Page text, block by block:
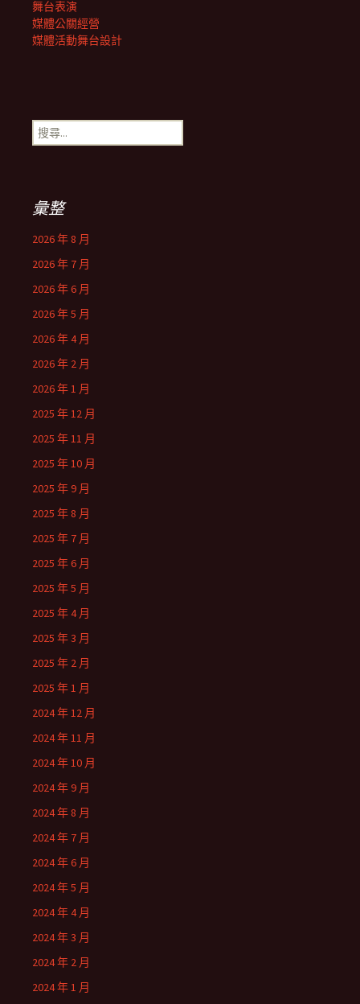
舞台表演
媒體公關經營
媒體活動舞台設計
搜
尋
彙整
2026 年 8 月
2026 年 7 月
2026 年 6 月
2026 年 5 月
2026 年 4 月
2026 年 2 月
2026 年 1 月
2025 年 12 月
2025 年 11 月
2025 年 10 月
2025 年 9 月
2025 年 8 月
2025 年 7 月
2025 年 6 月
2025 年 5 月
2025 年 4 月
2025 年 3 月
2025 年 2 月
2025 年 1 月
2024 年 12 月
2024 年 11 月
2024 年 10 月
2024 年 9 月
2024 年 8 月
2024 年 7 月
2024 年 6 月
2024 年 5 月
2024 年 4 月
2024 年 3 月
2024 年 2 月
2024 年 1 月